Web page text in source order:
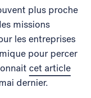
plus proche
missions
les entreprises
pour percer
cet article
dernier.